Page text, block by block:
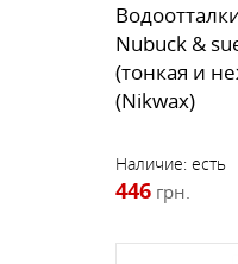
Nubuck &
(тонкая и
(Nikwax)
Наличие: есть
446 грн.